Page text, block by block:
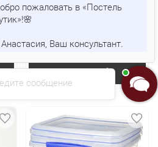
Полотенце 30x50 Cawo Life
1 330 р.
В корзину
сообщение
пожаловать в «Постель
Ваш консультант.